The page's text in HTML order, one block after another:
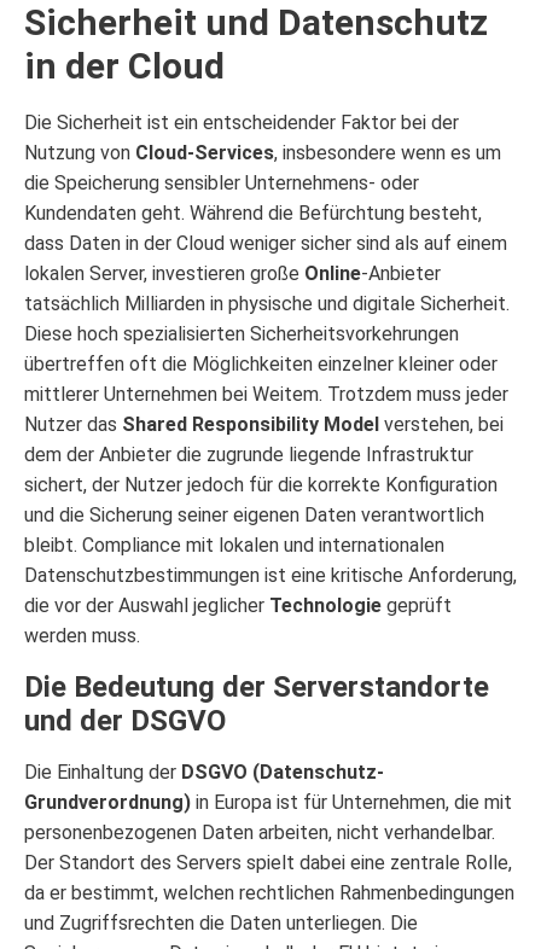
Sicherheit und Datenschutz
in der Cloud
Die Sicherheit ist ein entscheidender Faktor bei der
Nutzung von Cloud-Services, insbesondere wenn es um
die Speicherung sensibler Unternehmens- oder
Kundendaten geht. Während die Befürchtung besteht,
dass Daten in der Cloud weniger sicher sind als auf einem
lokalen Server, investieren große Online-Anbieter
tatsächlich Milliarden in physische und digitale Sicherheit.
Diese hoch spezialisierten Sicherheitsvorkehrungen
übertreffen oft die Möglichkeiten einzelner kleiner oder
mittlerer Unternehmen bei Weitem. Trotzdem muss jeder
Nutzer das Shared Responsibility Model verstehen, bei
dem der Anbieter die zugrunde liegende Infrastruktur
sichert, der Nutzer jedoch für die korrekte Konfiguration
und die Sicherung seiner eigenen Daten verantwortlich
bleibt. Compliance mit lokalen und internationalen
Datenschutzbestimmungen ist eine kritische Anforderung,
die vor der Auswahl jeglicher Technologie geprüft
werden muss.
Die Bedeutung der Serverstandorte
und der DSGVO
Die Einhaltung der DSGVO (Datenschutz-
Grundverordnung) in Europa ist für Unternehmen, die mit
personenbezogenen Daten arbeiten, nicht verhandelbar.
Der Standort des Servers spielt dabei eine zentrale Rolle,
da er bestimmt, welchen rechtlichen Rahmenbedingungen
und Zugriffsrechten die Daten unterliegen. Die